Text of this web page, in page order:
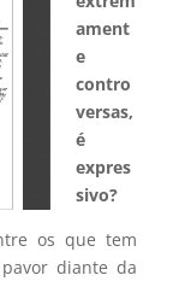
ament
e
contro
versas,
é
expres
sivo?
os que tem
diante da